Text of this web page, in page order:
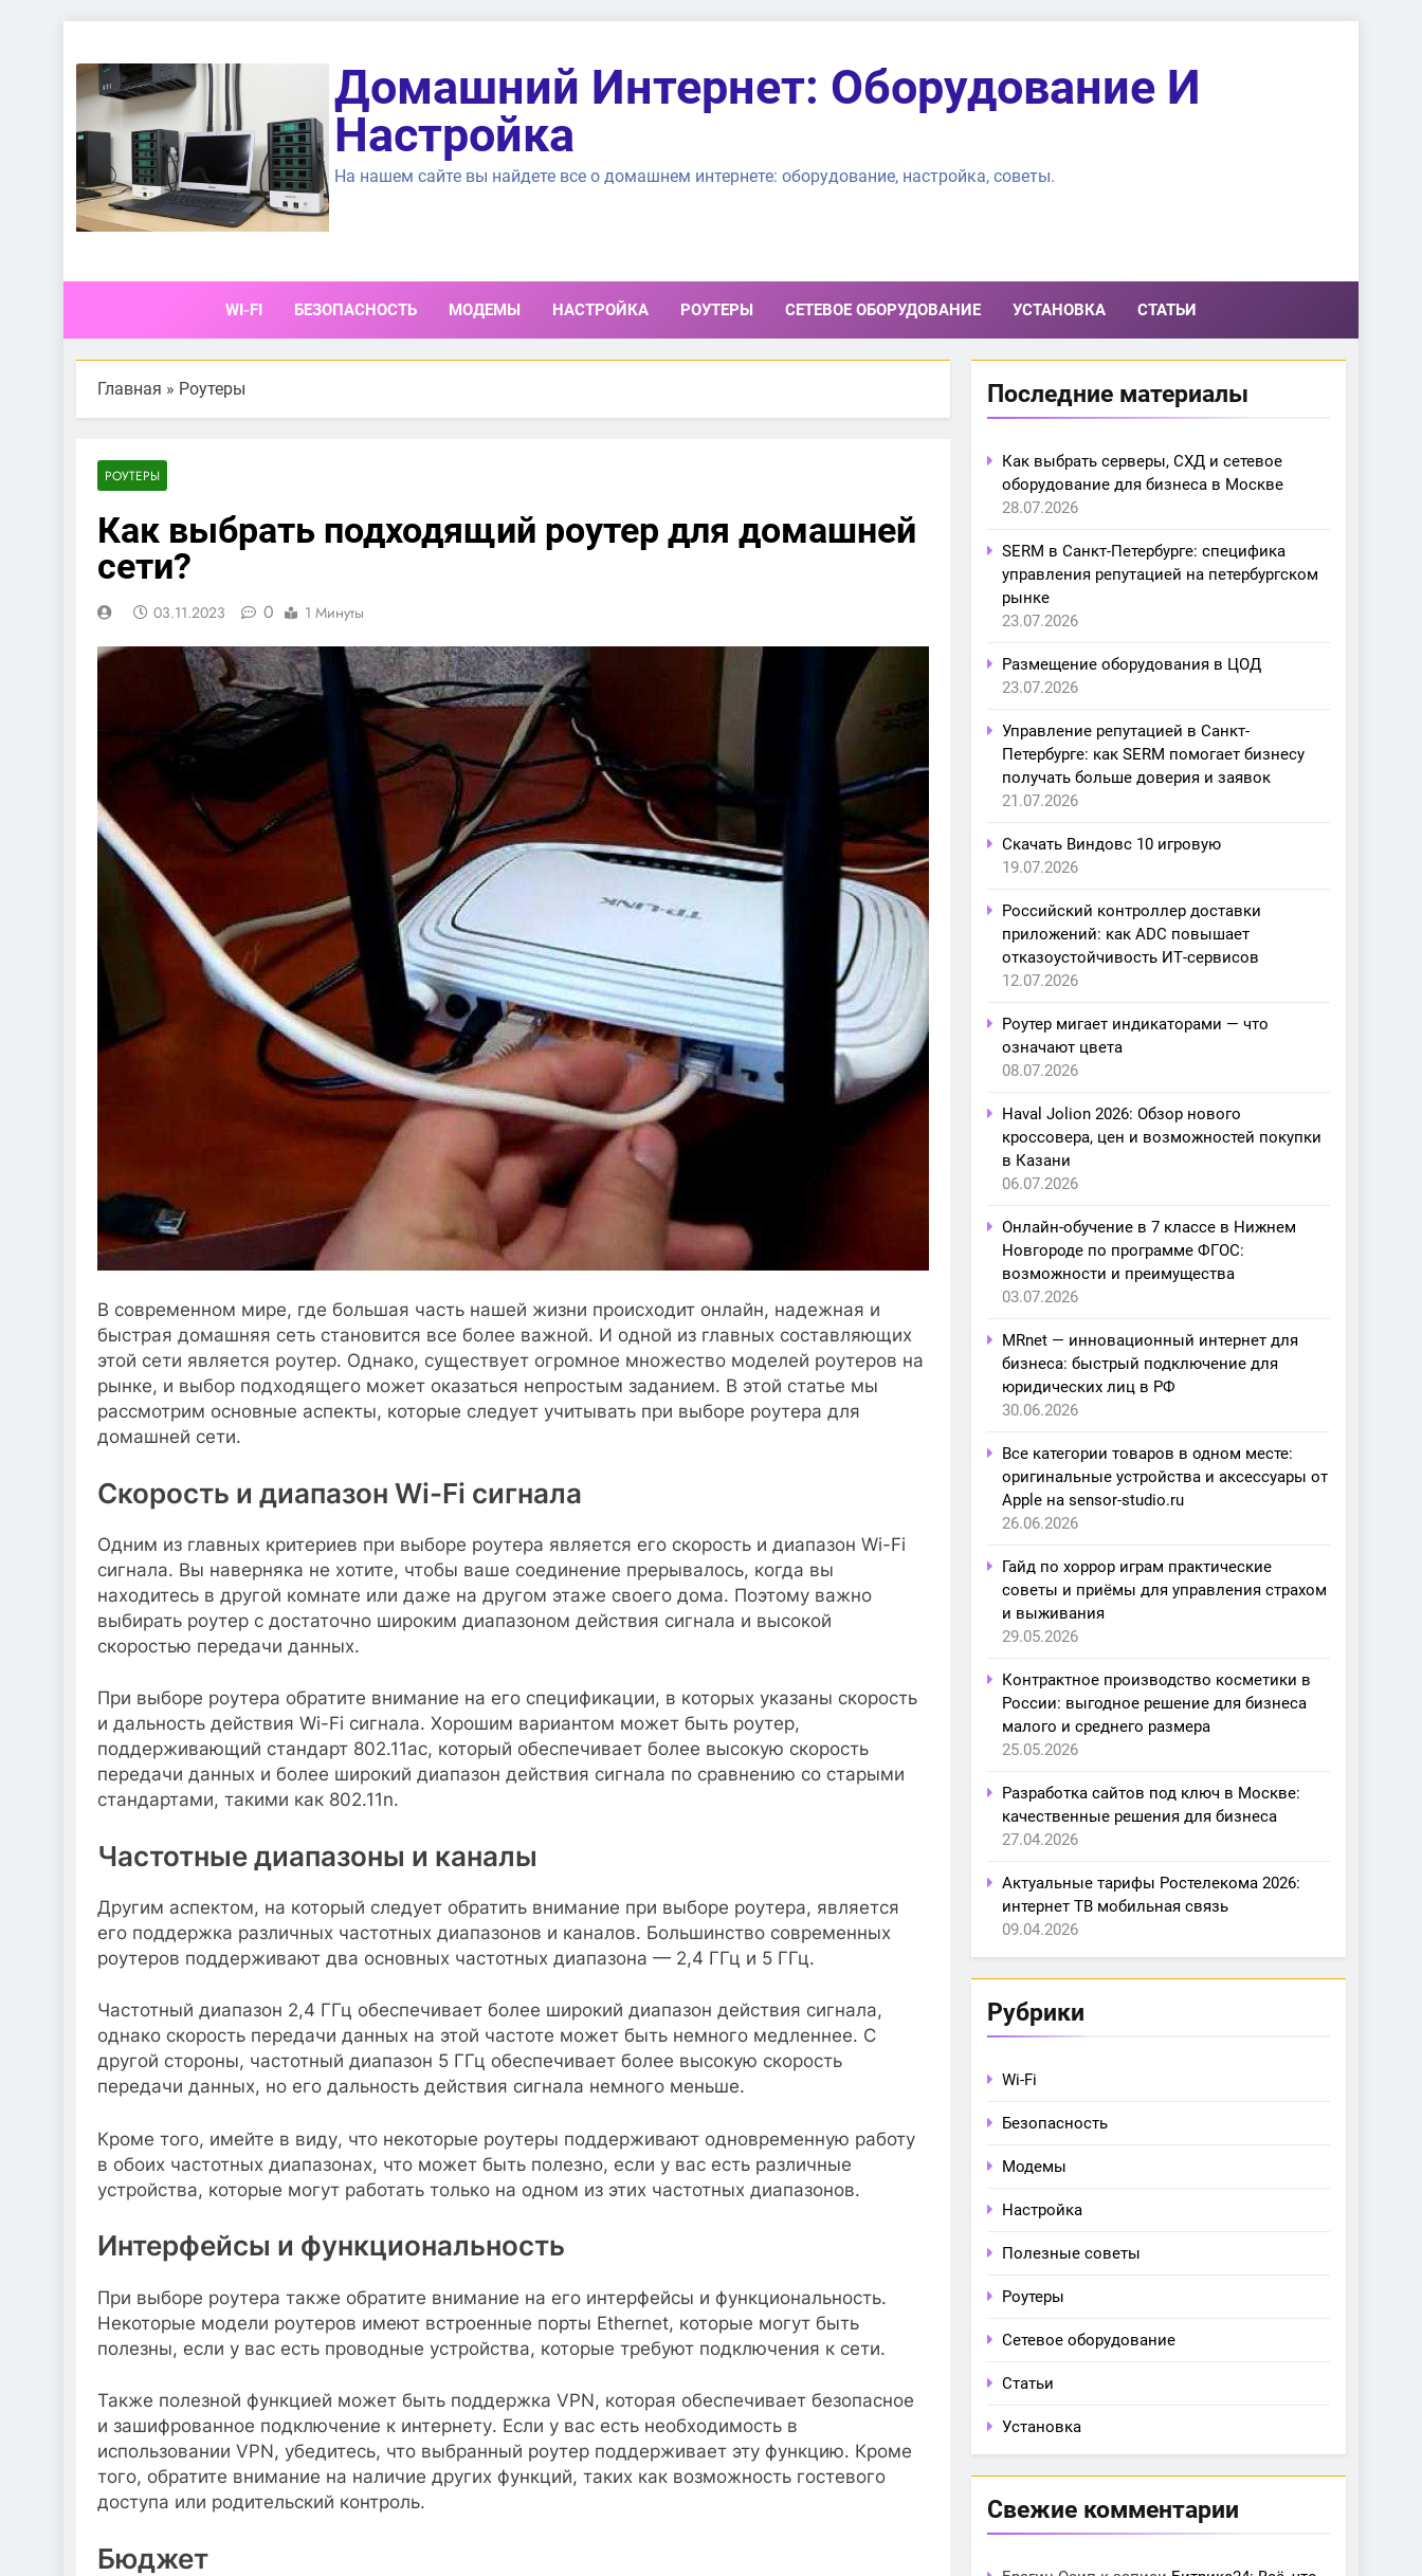
содержимому
Домашний Интернет: Оборудование И
Настройка
На нашем сайте вы найдете все о домашнем интернете: оборудование, настройка, советы.
WI-FI БЕЗОПАСНОСТЬ МОДЕМЫ НАСТРОЙКА РОУТЕРЫ СЕТЕВОЕ ОБОРУДОВАНИЕ УСТАНОВКА СТАТЬИ
Главная » Роутеры
РОУТЕРЫ
Как выбрать подходящий роутер для домашней
сети?
03.11.2023 0 1 Минуты
В современном мире, где большая часть нашей жизни происходит онлайн, надежная и
быстрая домашняя сеть становится все более важной. И одной из главных составляющих
этой сети является роутер. Однако, существует огромное множество моделей роутеров на
рынке, и выбор подходящего может оказаться непростым заданием. В этой статье мы
рассмотрим основные аспекты, которые следует учитывать при выборе роутера для
домашней сети.
Скорость и диапазон Wi-Fi сигнала
Одним из главных критериев при выборе роутера является его скорость и диапазон Wi-Fi
сигнала. Вы наверняка не хотите, чтобы ваше соединение прерывалось, когда вы
находитесь в другой комнате или даже на другом этаже своего дома. Поэтому важно
выбирать роутер с достаточно широким диапазоном действия сигнала и высокой
скоростью передачи данных.
При выборе роутера обратите внимание на его спецификации, в которых указаны скорость
и дальность действия Wi-Fi сигнала. Хорошим вариантом может быть роутер,
поддерживающий стандарт 802.11ac, который обеспечивает более высокую скорость
передачи данных и более широкий диапазон действия сигнала по сравнению со старыми
стандартами, такими как 802.11n.
Частотные диапазоны и каналы
Другим аспектом, на который следует обратить внимание при выборе роутера, является
его поддержка различных частотных диапазонов и каналов. Большинство современных
роутеров поддерживают два основных частотных диапазона — 2,4 ГГц и 5 ГГц.
Частотный диапазон 2,4 ГГц обеспечивает более широкий диапазон действия сигнала,
однако скорость передачи данных на этой частоте может быть немного медленнее. С
другой стороны, частотный диапазон 5 ГГц обеспечивает более высокую скорость
передачи данных, но его дальность действия сигнала немного меньше.
Кроме того, имейте в виду, что некоторые роутеры поддерживают одновременную работу
в обоих частотных диапазонах, что может быть полезно, если у вас есть различные
устройства, которые могут работать только на одном из этих частотных диапазонов.
Интерфейсы и функциональность
При выборе роутера также обратите внимание на его интерфейсы и функциональность.
Некоторые модели роутеров имеют встроенные порты Ethernet, которые могут быть
полезны, если у вас есть проводные устройства, которые требуют подключения к сети.
Также полезной функцией может быть поддержка VPN, которая обеспечивает безопасное
и зашифрованное подключение к интернету. Если у вас есть необходимость в
использовании VPN, убедитесь, что выбранный роутер поддерживает эту функцию. Кроме
того, обратите внимание на наличие других функций, таких как возможность гостевого
доступа или родительский контроль.
Бюджет
Последние материалы
Как выбрать серверы, СХД и сетевое
оборудование для бизнеса в Москве
28.07.2026
SERM в Санкт-Петербурге: специфика
управления репутацией на петербургском
рынке
23.07.2026
Размещение оборудования в ЦОД
23.07.2026
Управление репутацией в Санкт-
Петербурге: как SERM помогает бизнесу
получать больше доверия и заявок
21.07.2026
Скачать Виндовс 10 игровую
19.07.2026
Российский контроллер доставки
приложений: как ADC повышает
отказоустойчивость ИТ-сервисов
12.07.2026
Роутер мигает индикаторами — что
означают цвета
08.07.2026
Haval Jolion 2026: Обзор нового
кроссовера, цен и возможностей покупки
в Казани
06.07.2026
Онлайн-обучение в 7 классе в Нижнем
Новгороде по программе ФГОС:
возможности и преимущества
03.07.2026
MRnet — инновационный интернет для
бизнеса: быстрый подключение для
юридических лиц в РФ
30.06.2026
Все категории товаров в одном месте:
оригинальные устройства и аксессуары от
Apple на sensor-studio.ru
26.06.2026
Гайд по хоррор играм практические
советы и приёмы для управления страхом
и выживания
29.05.2026
Контрактное производство косметики в
России: выгодное решение для бизнеса
малого и среднего размера
25.05.2026
Разработка сайтов под ключ в Москве:
качественные решения для бизнеса
27.04.2026
Актуальные тарифы Ростелекома 2026:
интернет ТВ мобильная связь
09.04.2026
Рубрики
Wi-Fi
Безопасность
Модемы
Настройка
Полезные советы
Роутеры
Сетевое оборудование
Статьи
Установка
Свежие комментарии